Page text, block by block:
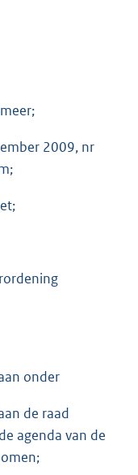
2009, nr
onder
de raad
agenda van de